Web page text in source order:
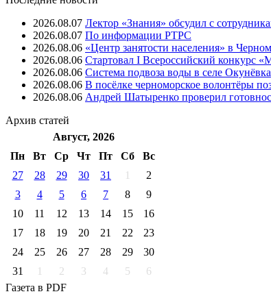
2026.08.07 Лектор «Знания» обсудил с
2026.08.07 ⁠По информации РТРС
2026.08.06 «Центр занятости населения» в
2026.08.06 Стартовал I Всероссийский
2026.08.06 Система подвоза воды в селе Окунёвка
2026.08.06 В посёлке черноморское волонтёры
2026.08.06 Андрей Шатыренко проверил
Архив статей
Август, 2026
Пн
Вт Ср Чт Пт Cб
Вс
27
28 29 30 31 1
2
3
4 5 6 7 8
9
10
11 12 13 14 15
16
17
18 19 20 21 22
23
24
25 26 27 28 29
30
31
1 2 3 4 5
6
Газета в PDF